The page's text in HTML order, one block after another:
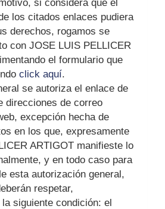
si considera que el
los citados enlaces pudiera
derechos, rogamos se
con JOSE LUIS PELLICER
el formulario que
click aquí.
se autoriza el enlace de
direcciones de correo
excepción hecha de
en los que, expresamente
ARTIGOT manifieste lo
y en todo caso para
esta autorización general,
respetar,
siguiente condición: el